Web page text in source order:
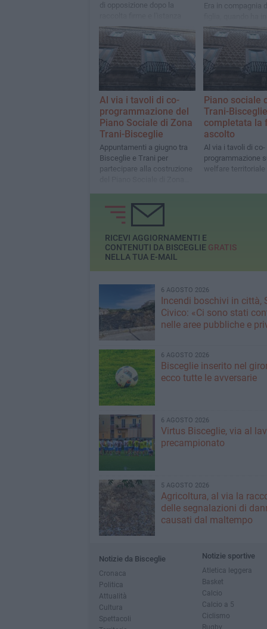
di opposizione dopo la
presentata da residenti e
commercianti di Trani
Era in compagnia
avere grosse
lontano dalla riva.
Provvidenziale
del giovane
Sarni della
Al via i tavoli di co-
programmazione del
Piano Sociale di Zona
Trani-Bisceglie
Appuntamenti a giugno tra
Bisceglie e Trani per
partecipare alla costruzione
Piano sociale
Trani-
completata la
ascolto
Al via i tavoli di co-
programmazione
welfare territoriale
RICEVI AGGIORNAMENTI E
CONTENUTI DA BISCEGLIE GRATIS
NELLA TUA E-MAIL
6 AGOSTO 2026
Incendi boschivi in città,
Civico: «Ci sono stati
nelle aree pubbliche e
6 AGOSTO 2026
Bisceglie inserito nel
ecco tutte le avversarie
6 AGOSTO 2026
Virtus Bisceglie, via al
precampionato
5 AGOSTO 2026
Agricoltura, al via la
delle segnalazioni di
causati dal maltempo
Notizie da Bisceglie
Cronaca
Politica
Attualità
Cultura
Spettacoli
Notizie sportive
Atletica leggera
Basket
Calcio
Calcio a 5
Ciclismo
Rugby